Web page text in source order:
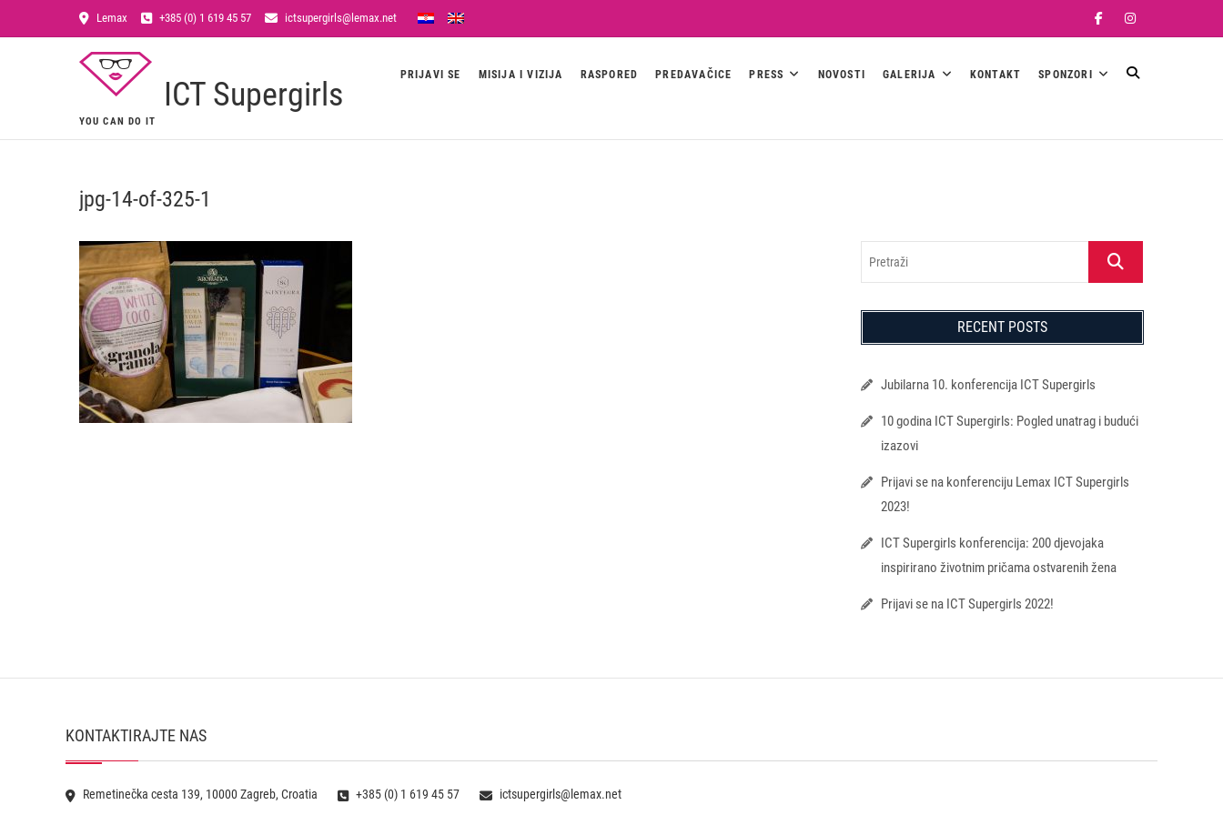
Lemax +385 (0) 1 619 45 57 ictsupergirls@lemax.net FacebookInstagram
ICT Supergirls
YOU CAN DO IT
PRIJAVI SE MISIJA I VIZIJA RASPORED PREDAVAČICE PRESS NOVOSTI GALERIJA KONTAKT SPONZORI
jpg-14-of-325-1
Pretraži
RECENT POSTS
Jubilarna 10. konferencija ICT Supergirls
10 godina ICT Supergirls: Pogled unatrag i budući
izazovi
Prijavi se na konferenciju Lemax ICT Supergirls
2023!
ICT Supergirls konferencija: 200 djevojaka
inspirirano životnim pričama ostvarenih žena
Prijavi se na ICT Supergirls 2022!
KONTAKTIRAJTE NAS
Remetinečka cesta 139, 10000 Zagreb, Croatia +385 (0) 1 619 45 57 ictsupergirls@lemax.net